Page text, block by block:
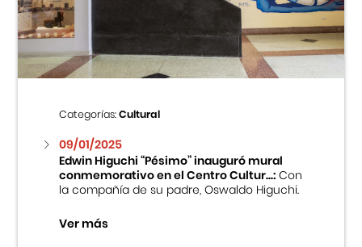
Centro Cultural Peruano Japonés
Cursos
Museo de la Inmigración Japonesa
Fondo Editorial
Teatro Peruano Japonés
Categorías:Cultural
09/01/2025
Edwin Higuchi “Pésimo” inauguró mural
conmemorativo en el Centro Cultur...:Con
la compañía de su padre, Oswaldo Higuchi.
Ver más